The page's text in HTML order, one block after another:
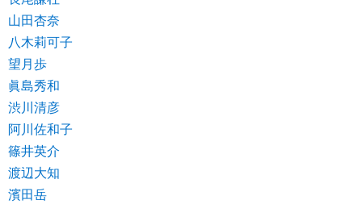
山田杏奈
八木莉可子
望月歩
眞島秀和
渋川清彦
阿川佐和子
篠井英介
渡辺大知
濱田岳